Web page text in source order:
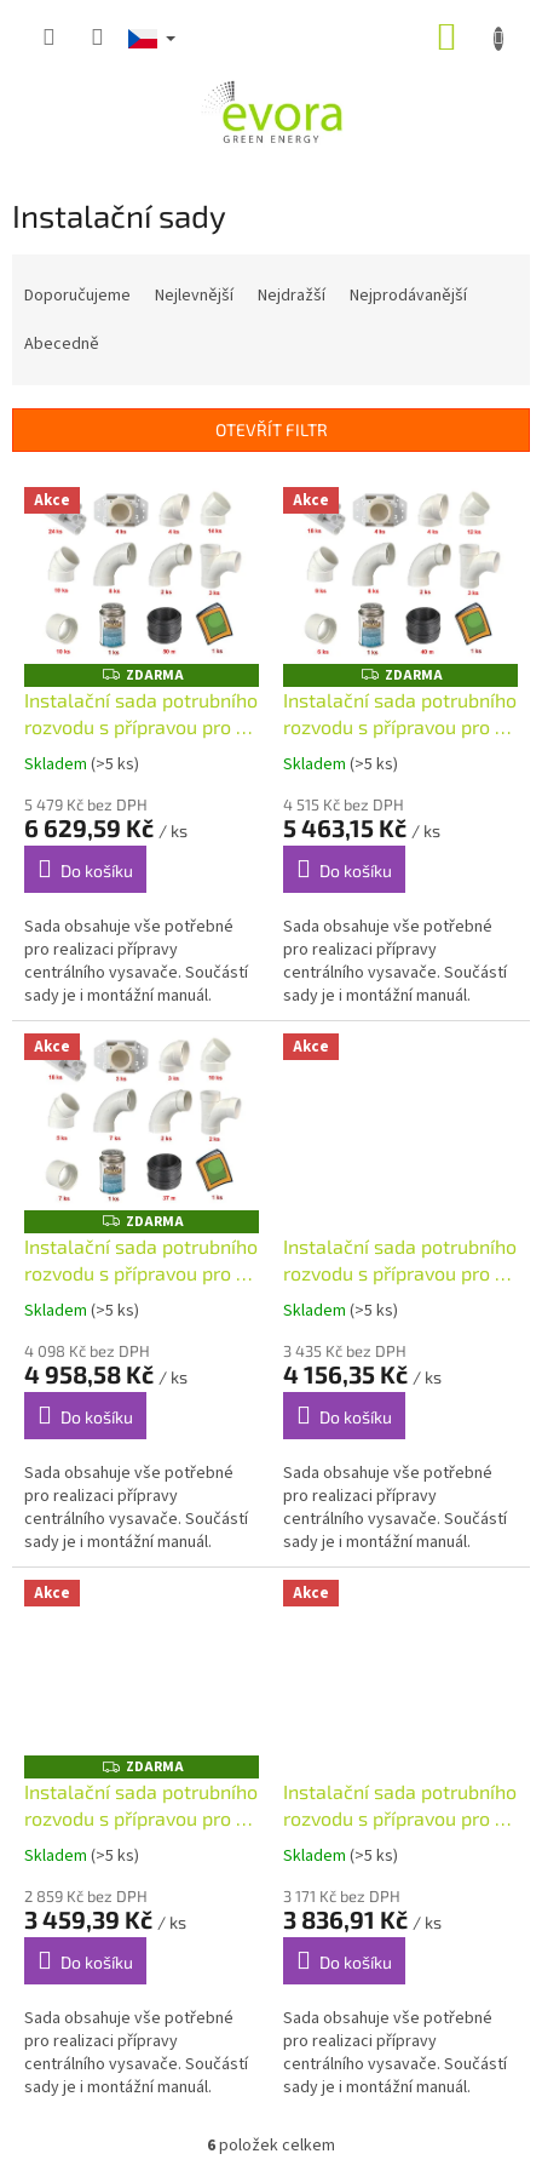
Instalační sady
r
Doporučujeme Nejlevnější Nejdražší
Nejprodávanější
Abecedně
OTEVŘÍT FILTR
V Akce
Z
D
A
R
A
ZDARMA
Instalační sada potrubního
rozvodu s přípravou pro 4
hadicové vstupy a 36 m
potrubního rozvodu
Skladem (>5 ks)
5 479 Kč bez DPH
6 629,59 Kč / ks
Do košíku
Sada obsahuje vše potřebné
pro realizaci přípravy
centrálního vysavače. Součástí
sady je i montážní manuál.
Akce
Z
D
A
R
A
ZDARMA
Instalační sada potrubního
rozvodu s přípravou pro 4
hadicové vstupy a 27 m
potrubního rozvodu
Skladem (>5 ks)
4 515 Kč bez DPH
5 463,15 Kč / ks
Do košíku
Sada obsahuje vše potřebné
pro realizaci přípravy
centrálního vysavače. Součástí
sady je i montážní manuál.
Akce
Z
D
A
R
A
ZDARMA
Instalační sada potrubního
rozvodu s přípravou pro 3
hadicové vstupy a 27 m
potrubního rozvodu
Skladem (>5 ks)
4 098 Kč bez DPH
4 958,58 Kč / ks
Do košíku
Sada obsahuje vše potřebné
pro realizaci přípravy
centrálního vysavače. Součástí
sady je i montážní manuál.
Akce
Instalační sada potrubního
rozvodu s přípravou pro 3
hadicové vstupy a 21 m
potrubního rozvodu
Skladem (>5 ks)
3 435 Kč bez DPH
4 156,35 Kč / ks
Do košíku
Sada obsahuje vše potřebné
pro realizaci přípravy
centrálního vysavače. Součástí
sady je i montážní manuál.
Akce
Z
D
A
R
A
ZDARMA
Instalační sada potrubního
rozvodu s přípravou pro 3
hadicové vstupy a 15 m
potrubního rozvodu
Skladem (>5 ks)
2 859 Kč bez DPH
3 459,39 Kč / ks
Do košíku
Sada obsahuje vše potřebné
pro realizaci přípravy
centrálního vysavače. Součástí
sady je i montážní manuál.
Akce
Instalační sada potrubního
rozvodu s přípravou pro 2
hadicové vstupy a 21 m
potrubního rozvodu
Skladem (>5 ks)
3 171 Kč bez DPH
3 836,91 Kč / ks
Do košíku
Sada obsahuje vše potřebné
pro realizaci přípravy
centrálního vysavače. Součástí
sady je i montážní manuál.
O
6položek celkem